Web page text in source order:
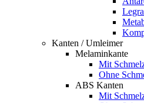
Kanten / Umleimer
Melaminkante
Mit
Ohne
ABS Kanten
Mit